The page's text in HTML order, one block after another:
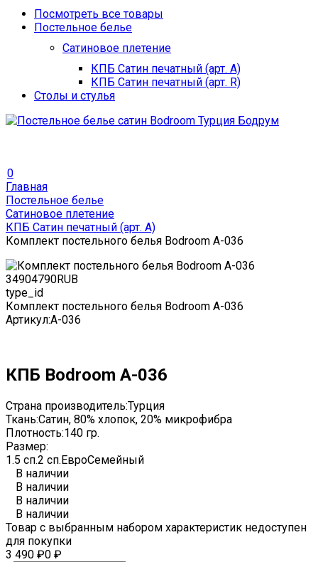
Посмотреть все товары
Постельное белье
Сатиновое плетение
КПБ Сатин печатный (арт. A)
КПБ Сатин печатный (арт. R)
Столы и стулья
0
Главная
Постельное белье
Сатиновое плетение
КПБ Сатин печатный (арт. A)
Комплект постельного белья Bodroom A-036
34904790RUB
type_id
Комплект постельного белья Bodroom A-036
Артикул:A-036
КПБ Bodroom A-036
Страна производитель:Турция
Ткань:Сатин, 80% хлопок, 20% микрофибра
Плотность:140 гр.
Размер:
1.5 сп.2 сп.ЕвроСемейный
В наличии
В наличии
В наличии
В наличии
Товар с выбранным набором характеристик недоступен
для покупки
3 490 ₽0 ₽